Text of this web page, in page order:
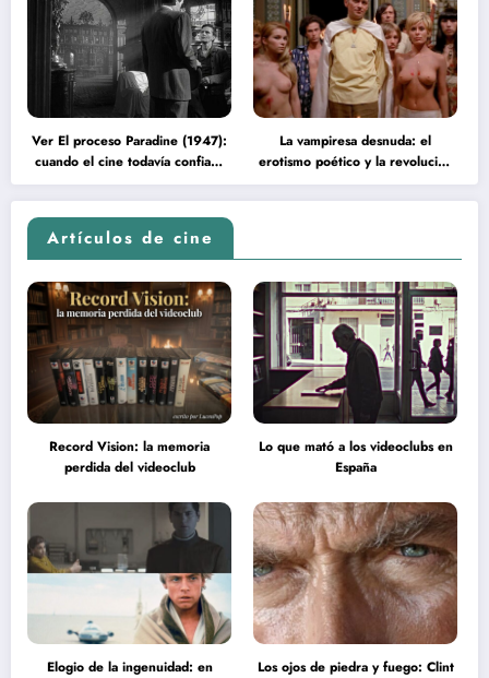
Ver El proceso Paradine (1947):
cuando el cine todavía confiaba
en la inteligencia del espectador
La vampiresa desnuda: el
erotismo poético y la revolución
psicodélica de Jean Rollin
Artículos de cine
Record Vision: la memoria
perdida del videoclub
Lo que mató a los videoclubs en
España
Elogio de la ingenuidad: en
Los ojos de piedra y fuego: Clint